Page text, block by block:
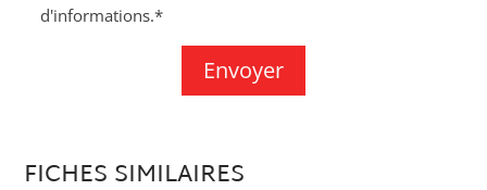
d'informations.*
FICHES SIMILAIRES